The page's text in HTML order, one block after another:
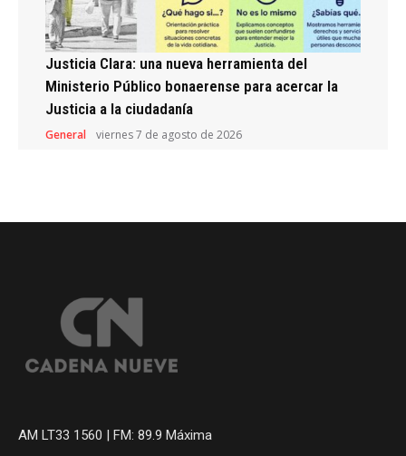
Justicia Clara: una nueva herramienta del
Ministerio Público bonaerense para acercar la
Justicia a la ciudadanía
General viernes 7 de agosto de 2026
AM LT33 1560 | FM: 89.9 Máxima